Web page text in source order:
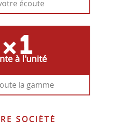
écoute
à l'unité
la gamme
SOCIÉTÉ